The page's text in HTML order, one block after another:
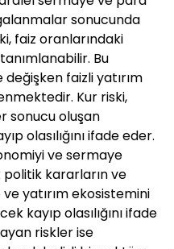
sonucunda
faiz oranlarındaki
Bu
faizli yatırım
Kur riski,
sonucu oluşan
olasılığını ifade eder.
ve sermaye
politik kararların ve
yatırım ekosistemini
kayıp olasılığını ifade
riskler ise